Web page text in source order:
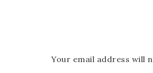
Your email address will